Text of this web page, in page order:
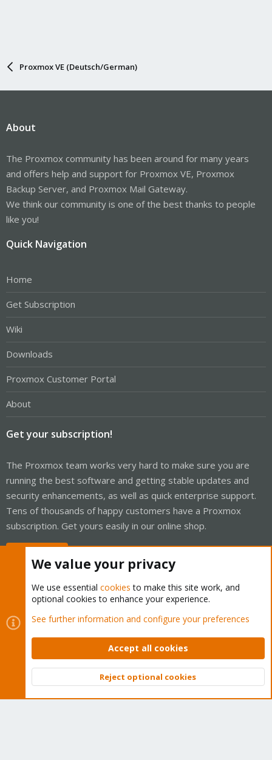
Proxmox VE (Deutsch/German)
About
The Proxmox community has been around for many years
and offers help and support for Proxmox VE, Proxmox
Backup Server, and Proxmox Mail Gateway.
We think our community is one of the best thanks to people
like you!
Quick Navigation
Home
Get Subscription
Wiki
Downloads
Proxmox Customer Portal
About
Get your subscription!
The Proxmox team works very hard to make sure you are
running the best software and getting stable updates and
security enhancements, as well as quick enterprise support.
Tens of thousands of happy customers have a Proxmox
subscription. Get yours easily in our online shop.
Cookies
Proxmox Support Forum - Light Mode
Contact us
Terms and rules Privacy policy Help Home
Community platform by XenForo © 2010-2026 XenForo Ltd.
Top
We value your privacy
We use essential cookies to make this site work, and
optional cookies to enhance your experience.
See further information and configure your preferences
Accept all cookies
Reject optional cookies